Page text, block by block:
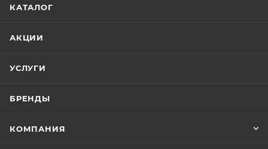
КАТАЛОГ
АКЦИИ
УСЛУГИ
БРЕНДЫ
КОМПАНИЯ